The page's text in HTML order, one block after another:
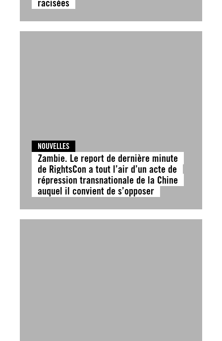
racisées
NOUVELLES
Zambie. Le report de dernière minute
de RightsCon a tout l’air d’un acte de
répression transnationale de la Chine
auquel il convient de s’opposer